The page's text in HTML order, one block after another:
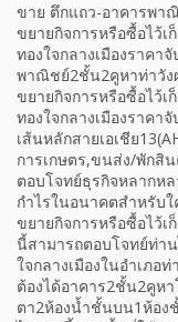
ขาย ตึกแถว-อาคารพา
ขยายกิจการหรือซื้อไว้เ
ทองใจกลางเมืองราค
พาณิชย์2ชั้น2คูหาท่าวัง
ขยายกิจการหรือซื้อไว้เ
ทองใจกลางเมืองราค
เส้นหลักสายเอเชีย
การเกษตร,ขนส่ง/พักสิ
ตอบโจทย์ธุรกิจหลากห
กำไรในอนาคตสำหรับ
ขยายกิจการหรือซื้อไว้เ
นี้สามารถตอบโจทย์ท่า
ใจกลางเมืองในอำเภอ
ต้องได้อาคาร2ชั้น2คูห
ตา2ห้องน้ำชั้นบน1ห้อง